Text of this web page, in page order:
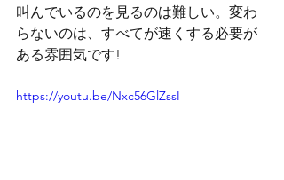
叫んでいるのを見るのは難しい。変わ
らないのは、すべてが速くする必要が
ある雰囲気です!
https://youtu.be/Nxc56GlZssI